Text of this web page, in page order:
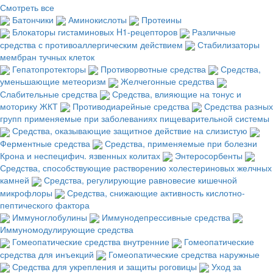
Смотреть все
Батончики
Аминокислоты
Протеины
Блокаторы гистаминовых H1-рецепторов
Различные
средства с противоаллергическим действием
Стабилизаторы
мембран тучных клеток
Гепатопротекторы
Противорвотные средства
Средства,
уменьшающие метеоризм
Желчегонные средства
Слабительные средства
Средства, влияющие на тонус и
моторику ЖКТ
Противодиарейные средства
Средства разных
групп применяемые при заболеваниях пищеварительной системы
Средства, оказывающие защитное действие на слизистую
Ферментные средства
Средства, применяемые при болезни
Крона и неспецифич. язвенных колитах
Энтеросорбенты
Средства, способствующие растворению холестериновых желчных
камней
Средства, регулирующие равновесие кишечной
микрофлоры
Средства, снижающие активность кислотно-
пептического фактора
Иммуноглобулины
Иммунодепрессивные средства
Иммуномодулирующие средства
Гомеопатические средства внутренние
Гомеопатические
средства для инъекций
Гомеопатические средства наружные
Средства для укрепления и защиты роговицы
Уход за